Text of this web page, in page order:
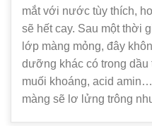
mắt với nước tùy thích,
sẽ hết cay. Sau một thời
lớp màng mỏng, đây
dưỡng khác có trong dầu
muối khoáng, acid
màng sẽ lơ lửng trông